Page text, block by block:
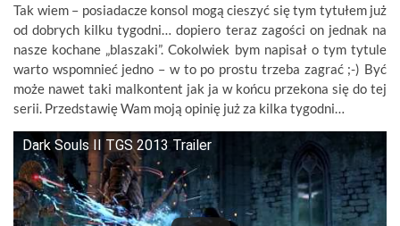
Tak wiem – posiadacze konsol mogą cieszyć się tym tytułem już
od dobrych kilku tygodni… dopiero teraz zagości on jednak na
nasze kochane „blaszaki”. Cokolwiek bym napisał o tym tytule
warto wspomnieć jedno – w to po prostu trzeba zagrać ;-) Być
może nawet taki malkontent jak ja w końcu przekona się do tej
serii. Przedstawię Wam moją opinię już za kilka tygodni…
Dark Souls II TGS 2013 Trailer